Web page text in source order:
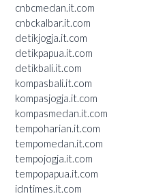
cnbcmedan.it.com
cnbckalbar.it.com
detikjogja.it.com
detikpapua.it.com
detikbali.it.com
kompasbali.it.com
kompasjogja.it.com
kompasmedan.it.com
tempoharian.it.com
tempomedan.it.com
tempojogja.it.com
tempopapua.it.com
idntimes.it.com